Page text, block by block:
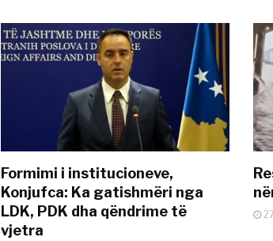
Formimi i institucioneve,
Konjufca: Ka gatishmëri nga
LDK, PDK dha qëndrime të
vjetra